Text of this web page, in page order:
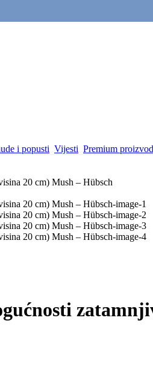
i popusti Vijesti Premium